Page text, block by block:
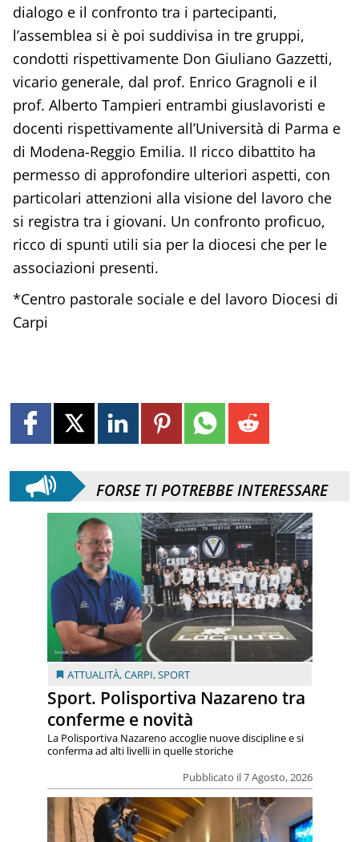
dialogo e il confronto tra i partecipanti,
l’assemblea si è poi suddivisa in tre gruppi,
condotti rispettivamente Don Giuliano Gazzetti,
vicario generale, dal prof. Enrico Gragnoli e il
prof. Alberto Tampieri entrambi giuslavoristi e
docenti rispettivamente all’Università di Parma e
di Modena-Reggio Emilia. Il ricco dibattito ha
permesso di approfondire ulteriori aspetti, con
particolari attenzioni alla visione del lavoro che
si registra tra i giovani. Un confronto proficuo,
ricco di spunti utili sia per la diocesi che per le
associazioni presenti.
*Centro pastorale sociale e del lavoro Diocesi di
Carpi
FORSE TI POTREBBE INTERESSARE
ATTUALITÀ,CARPI,SPORT
Sport. Polisportiva Nazareno tra
conferme e novità
Pubblicato il 7 Agosto, 2026
La Polisportiva Nazareno accoglie nuove discipline e si
conferma ad alti livelli in quelle storiche